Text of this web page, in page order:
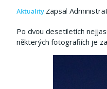
Aktuality Zapsal
Po dvou desetiletích
některých fotografiích je